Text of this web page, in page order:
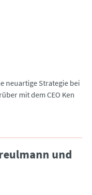
neuartige Strategie bei
mit dem CEO Ken
und